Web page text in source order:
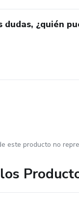
dudas, ¿quién
este producto no